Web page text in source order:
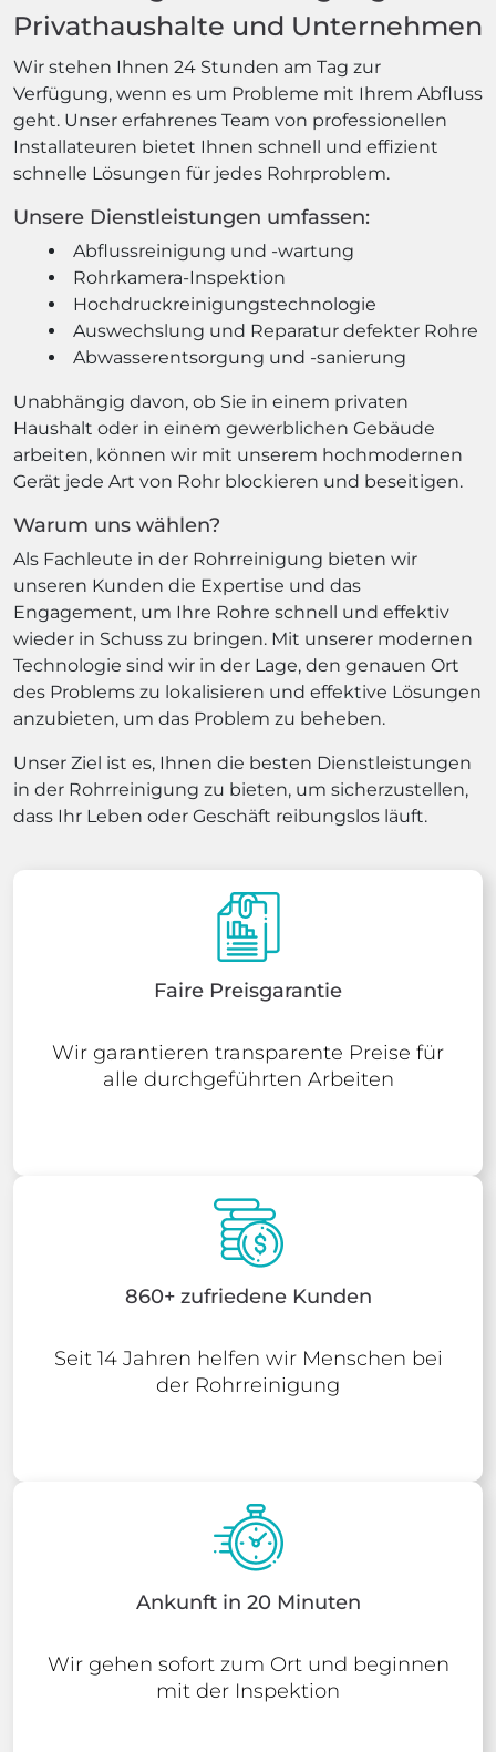
Privathaushalte und Unternehmen
Wir stehen Ihnen 24 Stunden am Tag zur
Verfügung, wenn es um Probleme mit Ihrem Abfluss
geht. Unser erfahrenes Team von professionellen
Installateuren bietet Ihnen schnell und effizient
schnelle Lösungen für jedes Rohrproblem.
Unsere Dienstleistungen umfassen:
Abflussreinigung und -wartung
Rohrkamera-Inspektion
Hochdruckreinigungstechnologie
Auswechslung und Reparatur defekter Rohre
Abwasserentsorgung und -sanierung
Unabhängig davon, ob Sie in einem privaten
Haushalt oder in einem gewerblichen Gebäude
arbeiten, können wir mit unserem hochmodernen
Gerät jede Art von Rohr blockieren und beseitigen.
Warum uns wählen?
Als Fachleute in der Rohrreinigung bieten wir
unseren Kunden die Expertise und das
Engagement, um Ihre Rohre schnell und effektiv
wieder in Schuss zu bringen. Mit unserer modernen
Technologie sind wir in der Lage, den genauen Ort
des Problems zu lokalisieren und effektive Lösungen
anzubieten, um das Problem zu beheben.
Unser Ziel ist es, Ihnen die besten Dienstleistungen
in der Rohrreinigung zu bieten, um sicherzustellen,
dass Ihr Leben oder Geschäft reibungslos läuft.
Faire Preisgarantie
Wir garantieren transparente Preise für
alle durchgeführten Arbeiten
860+ zufriedene Kunden
Seit 14 Jahren helfen wir Menschen bei
der Rohrreinigung
Ankunft in 20 Minuten
Wir gehen sofort zum Ort und beginnen
mit der Inspektion